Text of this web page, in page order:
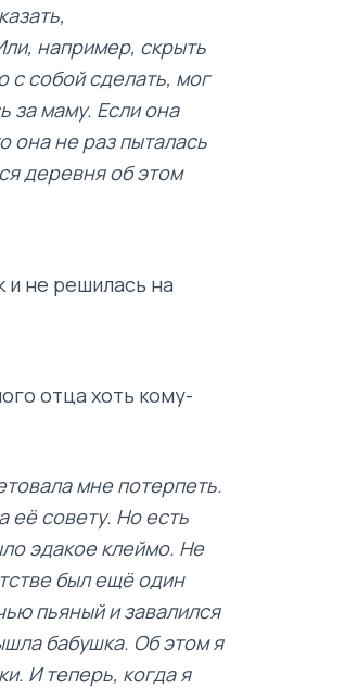
например, скрыть
с собой сделать, мог
за маму. Если она
она не раз пыталась
деревня об этом
и не решилась на
отца хоть кому-
мне потерпеть.
её совету. Но есть
эдакое клеймо. Не
был ещё один
пьяный и завалился
бабушка. Об этом я
И теперь, когда я